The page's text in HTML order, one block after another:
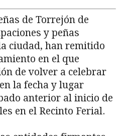
de Torrejón de
y peñas
ciudad, han remitido
en el que
de volver a celebrar
la fecha y lugar
anterior al inicio de
en el Recinto Ferial.